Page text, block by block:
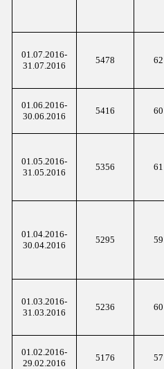
01.07.2016-
31.07.2016
5478 62
01.06.2016-
30.06.2016
5416 60
01.05.2016-
31.05.2016
5356 61
01.04.2016-
30.04.2016
5295 59
01.03.2016-
31.03.2016
5236 60
01.02.2016-
29.02.2016
5176 57